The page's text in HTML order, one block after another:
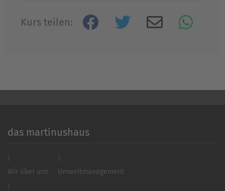
Kurs teilen:
das martinushaus
Wir über uns Umweltmanagement